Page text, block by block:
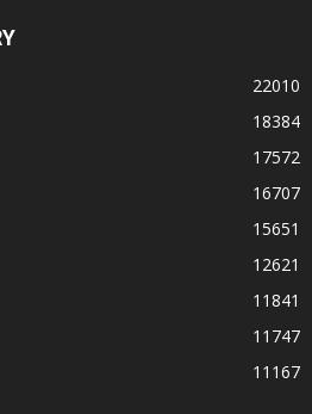
22010
18384
17572
16707
15651
12621
11841
11747
11167